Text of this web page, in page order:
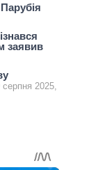
заявив
серпня 2025,